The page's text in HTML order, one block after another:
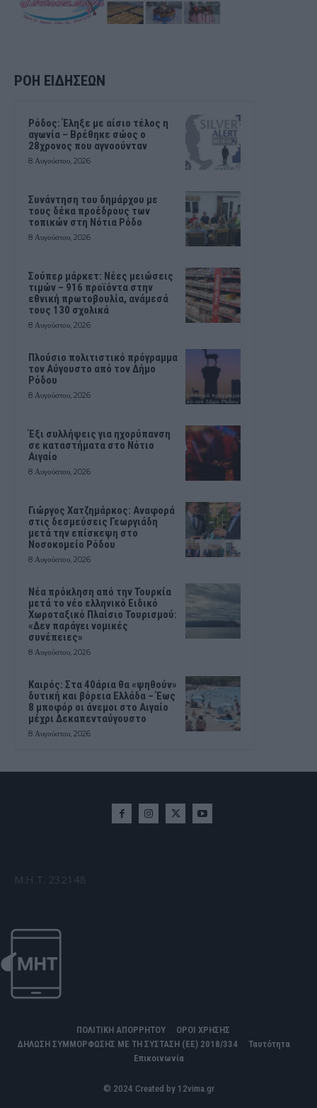
ΡΟΗ ΕΙΔΗΣΕΩΝ
Ρόδος: Έληξε με αίσιο τέλος η
αγωνία – Βρέθηκε σώος ο
28χρονος που αγνοούνταν
8 Αυγούστου, 2026
Συνάντηση του δημάρχου με
τους δέκα προέδρους των
τοπικών στη Νότια Ρόδο
8 Αυγούστου, 2026
Σούπερ μάρκετ: Νέες μειώσεις
τιμών – 916 προϊόντα στην
εθνική πρωτοβουλία, ανάμεσά
τους 130 σχολικά
8 Αυγούστου, 2026
Πλούσιο πολιτιστικό πρόγραμμα
τον Αύγουστο από τον Δήμο
Ρόδου
8 Αυγούστου, 2026
Έξι συλλήψεις για ηχορύπανση
σε καταστήματα στο Νότιο
Αιγαίο
8 Αυγούστου, 2026
Γιώργος Χατζημάρκος: Αναφορά
στις δεσμεύσεις Γεωργιάδη
μετά την επίσκεψη στο
Νοσοκομείο Ρόδου
8 Αυγούστου, 2026
Νέα πρόκληση από την Τουρκία
μετά το νέο ελληνικό Ειδικό
Χωροταξικό Πλαίσιο Τουρισμού:
«Δεν παράγει νομικές
συνέπειες»
8 Αυγούστου, 2026
Καιρός: Στα 40άρια θα «ψηθούν»
δυτική και βόρεια Ελλάδα – Έως
8 μποφόρ οι άνεμοι στο Αιγαίο
μέχρι Δεκαπενταύγουστο
8 Αυγούστου, 2026
Μ.Η.Τ. 232148
ΠΟΛΙΤΙΚΗ ΑΠΟΡΡΗΤΟΥ
ΟΡΟΙ ΧΡΗΣΗΣ
ΔΗΛΩΣΗ ΣΥΜΜΟΡΦΩΣΗΣ ΜΕ ΤΗ ΣΥΣΤΑΣΗ (ΕΕ) 2018/334
Ταυτότητα
Επικοινωνία
© 2024 Created by 12vima.gr